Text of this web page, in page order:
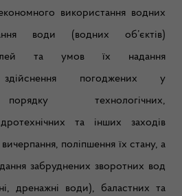
використання водних
води (водних об’єктів)
та умов їх надання
здійснення погоджених у
технологічних,
та інших заходів
поліпшення їх стану, а
забруднених зворотних вод
дренажні води), баластних та